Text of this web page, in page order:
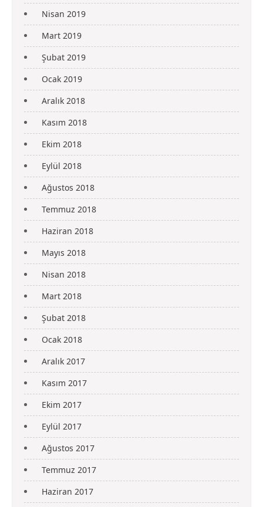
Nisan 2019
Mart 2019
Şubat 2019
Ocak 2019
Aralık 2018
Kasım 2018
Ekim 2018
Eylül 2018
Ağustos 2018
Temmuz 2018
Haziran 2018
Mayıs 2018
Nisan 2018
Mart 2018
Şubat 2018
Ocak 2018
Aralık 2017
Kasım 2017
Ekim 2017
Eylül 2017
Ağustos 2017
Temmuz 2017
Haziran 2017